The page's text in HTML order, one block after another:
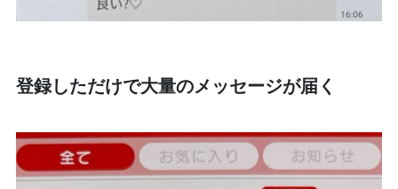
登録しただけで大量のメッセージが届く